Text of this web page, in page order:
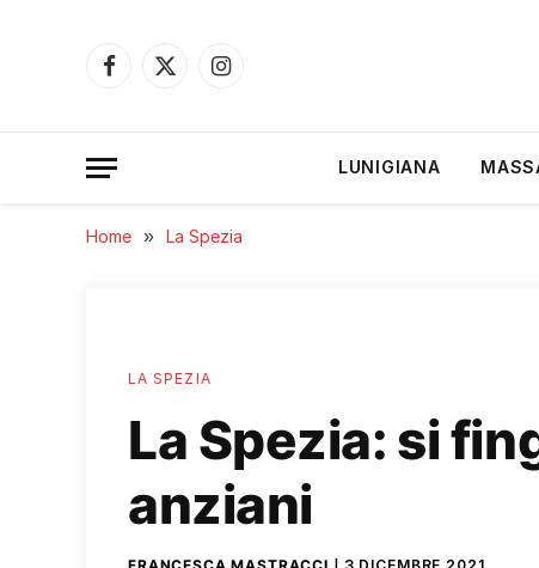
Facebook
X
Instagram
LUNIGIANA
Home » La Spezia
LA SPEZIA
La Spezia: si
anziani